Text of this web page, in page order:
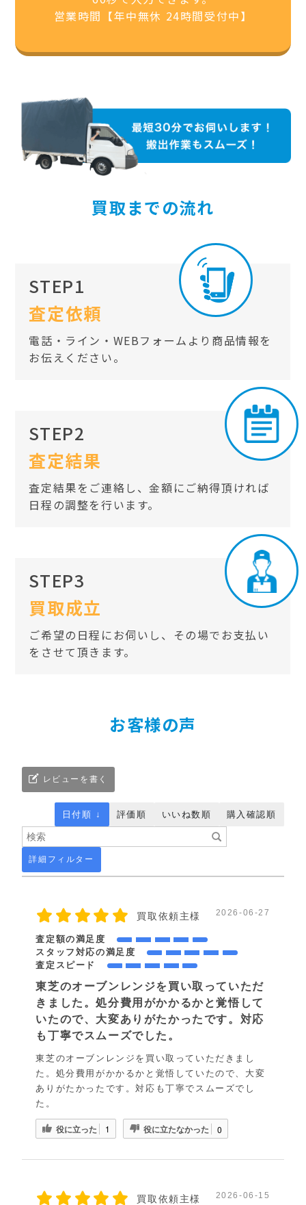
営業時間【年中無休 24時間受付中】
買取までの流れ
STEP1
査定依頼
電話・ライン・WEBフォームより商品情報を
お伝えください。
STEP2
査定結果
査定結果をご連絡し、金額にご納得頂ければ
日程の調整を行います。
STEP3
買取成立
ご希望の日程にお伺いし、その場でお支払い
をさせて頂きます。
お客様の声
レビューを書く
詳細フィルター
日付順 ↓ 評価順 いいね数順 購入確認順
買取依頼主様 2026-06-27
査定額の満足度
スタッフ対応の満足度
査定スピード
東芝のオーブンレンジを買い取っていただ
きました。処分費用がかかるかと覚悟して
いたので、大変ありがたかったです。対応
も丁寧でスムーズでした。
東芝のオーブンレンジを買い取っていただきまし
た。処分費用がかかるかと覚悟していたので、大変
ありがたかったです。対応も丁寧でスムーズでし
た。
役に立った 1 役に立たなかった 0
買取依頼主様 2026-06-15